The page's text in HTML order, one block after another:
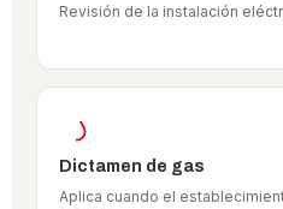
Revisión de la instalación
Dictamen de gas
Aplica cuando el